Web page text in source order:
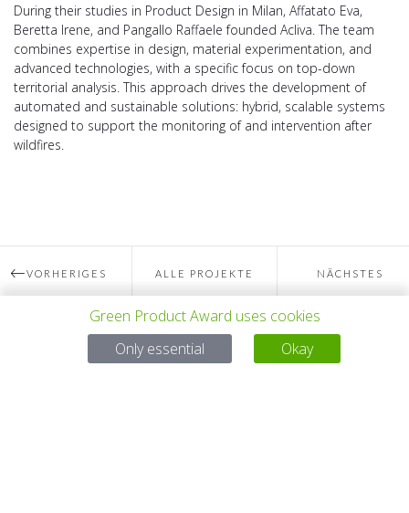
During their studies in Product Design in Milan, Affatato Eva,
Beretta Irene, and Pangallo Raffaele founded Acliva. The team
combines expertise in design, material experimentation, and
advanced technologies, with a specific focus on top-down
territorial analysis. This approach drives the development of
automated and sustainable solutions: hybrid, scalable systems
designed to support the monitoring of and intervention after
wildfires.
VORHERIGES ALLE PROJEKTE NÄCHSTES
Bei Fragen:
Green Product Award uses cookies
Only essential
Okay